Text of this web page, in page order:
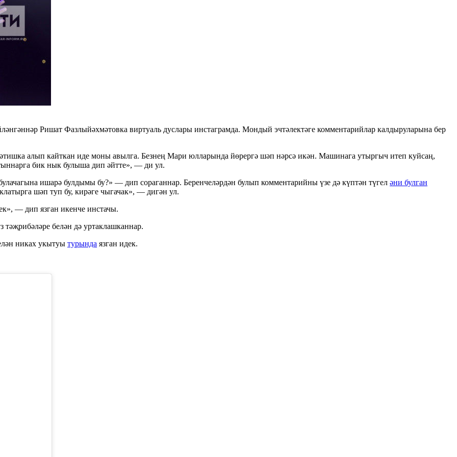
Ришат Фазлыйәхмәтовка виртуаль дуслары инстаграмда. Мондый эчтәлектәге комментарийлар калдыруларына бер
алып кайткан иде моны авылга. Безнең Мари юлларында йөрергә шәп нәрсә икән. Машинага утыргыч итеп куйсаң,
бик нык булыша дип әйтте», — ди ул.
ишарә булдымы бу?» — дип сораганнар. Беренчеләрдән булып комментарийны үзе дә күптән түгел әни булган
шәп туп бу, кирәге чыгачак», — дигән ул.
— дип язган икенче инстачы.
белән дә уртаклашканнар.
никах укытуы турында язган идек.